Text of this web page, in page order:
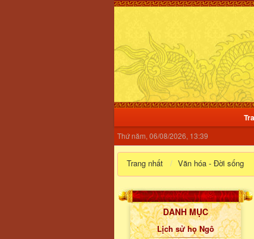
Thứ năm, 06/08/2026, 13:39
Trang nhất Văn hóa - Đời sống
DANH MỤC
Lịch sử họ Ngô